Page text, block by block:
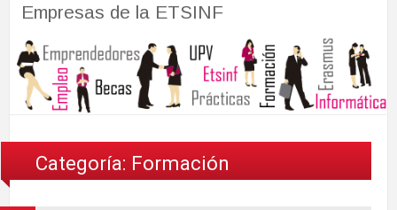
Empresas de la ETSINF
Categoría: Formación